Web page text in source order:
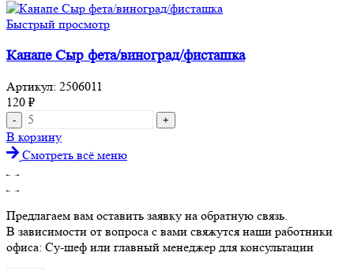
Ветчина/
сыр/
ежевика
Быстрый просмотр
Канапе Сыр фета/виноград/фисташка
Артикул: 2506011
120 ₽
Количество
товара
Канапе
Сыр
фисташка
В корзину
Смотреть всё меню
Предлагаем вам оставить заявку на обратную связь.
В зависимости от вопроса с вами свяжутся наши работники
офиса: Су-шеф или главный менеджер для консультации